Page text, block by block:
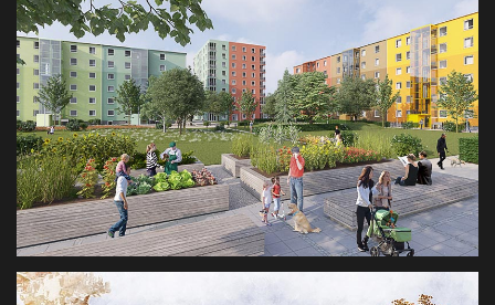
INTERIORVISUALISIERUNG CAMP LINE